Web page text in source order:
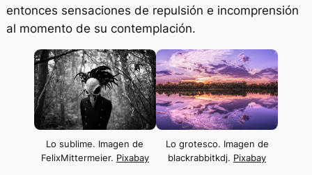
entonces sensaciones de repulsión e incomprensión
al momento de su contemplación.
Lo sublime. Imagen de
FelixMittermeier. Pixabay
Lo grotesco. Imagen de
blackrabbitkdj. Pixabay